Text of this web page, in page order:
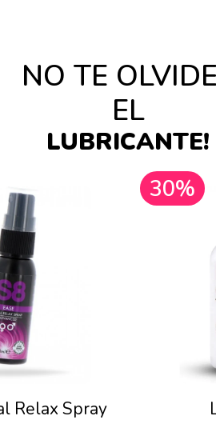
NO TE
EL
LUBRICANTE!
Relax Spray
30%